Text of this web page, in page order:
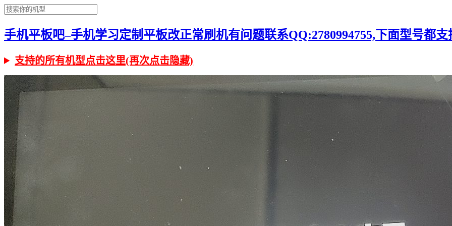
手机平板吧–手机学习定制平板改正常刷机有问题联系QQ:2780994755,下面型号都支
支持的所有机型点击这里(再次点击隐藏)